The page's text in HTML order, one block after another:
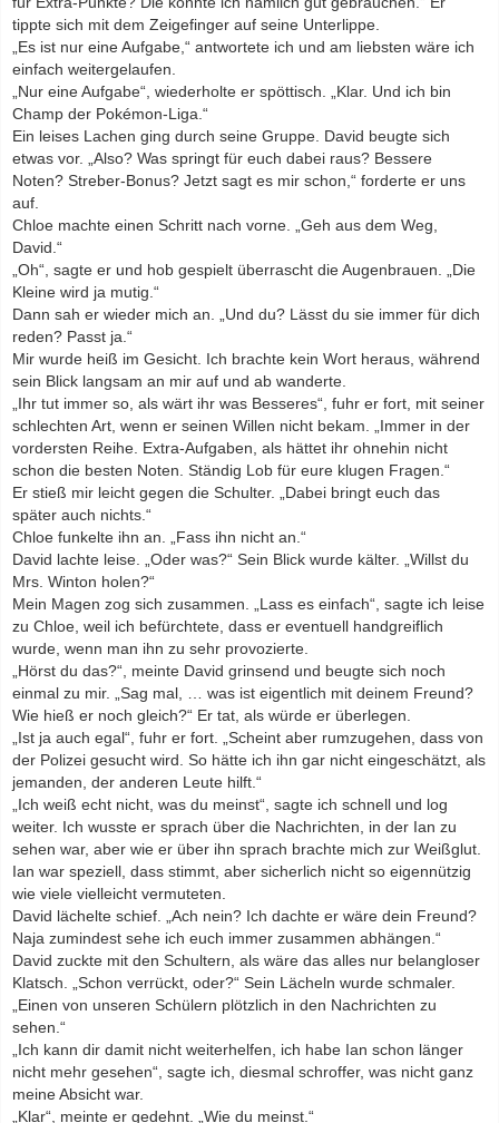
tippte sich mit dem Zeigefinger auf seine Unterlippe.
„Es ist nur eine Aufgabe,“ antwortete ich und am liebsten wäre ich
einfach weitergelaufen.
„Nur eine Aufgabe“, wiederholte er spöttisch. „Klar. Und ich bin
Champ der Pokémon-Liga.“
Ein leises Lachen ging durch seine Gruppe. David beugte sich
etwas vor. „Also? Was springt für euch dabei raus? Bessere
Noten? Streber-Bonus? Jetzt sagt es mir schon,“ forderte er uns
auf.
Chloe machte einen Schritt nach vorne. „Geh aus dem Weg,
David.“
„Oh“, sagte er und hob gespielt überrascht die Augenbrauen. „Die
Kleine wird ja mutig.“
Dann sah er wieder mich an. „Und du? Lässt du sie immer für dich
reden? Passt ja.“
Mir wurde heiß im Gesicht. Ich brachte kein Wort heraus, während
sein Blick langsam an mir auf und ab wanderte.
„Ihr tut immer so, als wärt ihr was Besseres“, fuhr er fort, mit seiner
schlechten Art, wenn er seinen Willen nicht bekam. „Immer in der
vordersten Reihe. Extra-Aufgaben, als hättet ihr ohnehin nicht
schon die besten Noten. Ständig Lob für eure klugen Fragen.“
Er stieß mir leicht gegen die Schulter. „Dabei bringt euch das
später auch nichts.“
Chloe funkelte ihn an. „Fass ihn nicht an.“
David lachte leise. „Oder was?“ Sein Blick wurde kälter. „Willst du
Mrs. Winton holen?“
Mein Magen zog sich zusammen. „Lass es einfach“, sagte ich leise
zu Chloe, weil ich befürchtete, dass er eventuell handgreiflich
wurde, wenn man ihn zu sehr provozierte.
„Hörst du das?“, meinte David grinsend und beugte sich noch
einmal zu mir. „Sag mal, … was ist eigentlich mit deinem Freund?
Wie hieß er noch gleich?“ Er tat, als würde er überlegen.
„Ist ja auch egal“, fuhr er fort. „Scheint aber rumzugehen, dass von
der Polizei gesucht wird. So hätte ich ihn gar nicht eingeschätzt, als
jemanden, der anderen Leute hilft.“
„Ich weiß echt nicht, was du meinst“, sagte ich schnell und log
weiter. Ich wusste er sprach über die Nachrichten, in der Ian zu
sehen war, aber wie er über ihn sprach brachte mich zur Weißglut.
Ian war speziell, dass stimmt, aber sicherlich nicht so eigennützig
wie viele vielleicht vermuteten.
David lächelte schief. „Ach nein? Ich dachte er wäre dein Freund?
Naja zumindest sehe ich euch immer zusammen abhängen.“
David zuckte mit den Schultern, als wäre das alles nur belangloser
Klatsch. „Schon verrückt, oder?“ Sein Lächeln wurde schmaler.
„Einen von unseren Schülern plötzlich in den Nachrichten zu
sehen.“
„Ich kann dir damit nicht weiterhelfen, ich habe Ian schon länger
nicht mehr gesehen“, sagte ich, diesmal schroffer, was nicht ganz
meine Absicht war.
„Klar“, meinte er gedehnt. „Wie du meinst.“